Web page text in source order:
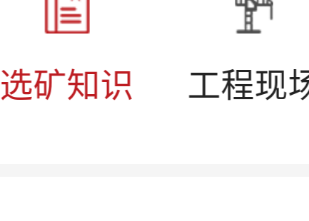
选矿知识 工程现